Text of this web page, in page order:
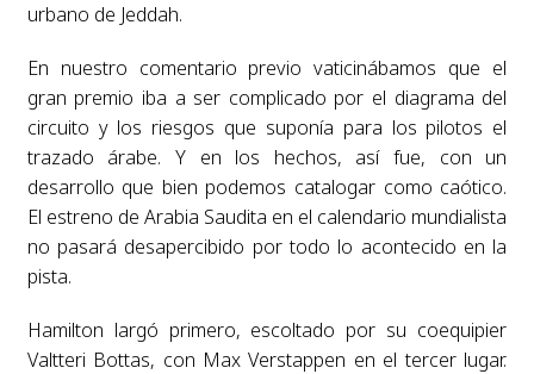
urbano de Jeddah.
En nuestro comentario previo vaticinábamos que el
gran premio iba a ser complicado por el diagrama del
circuito y los riesgos que suponía para los pilotos el
trazado árabe. Y en los hechos, así fue, con un
desarrollo que bien podemos catalogar como caótico.
El estreno de Arabia Saudita en el calendario mundialista
no pasará desapercibido por todo lo acontecido en la
pista.
Hamilton largó primero, escoltado por su coequipier
Valtteri Bottas, con Max Verstappen en el tercer lugar.